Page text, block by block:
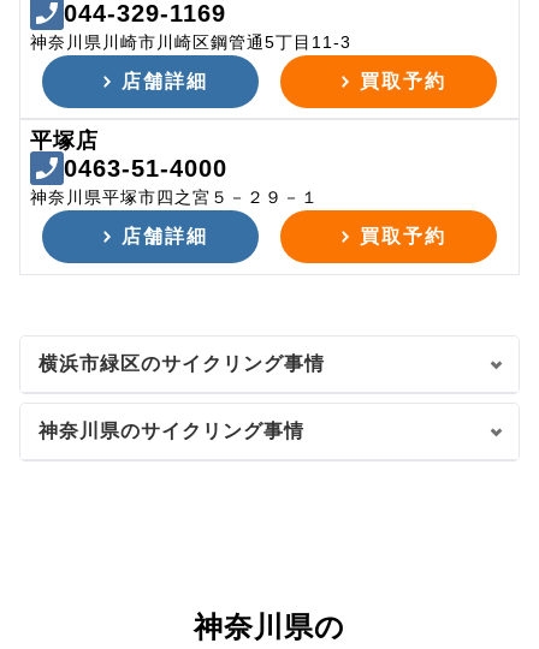
044-329-1169
神奈川県川崎市川崎区鋼管通5丁目11-3
店舗詳細 買取予約
平塚店
0463-51-4000
神奈川県平塚市四之宮５－２９－１
店舗詳細 買取予約
横浜市緑区のサイクリング事情
神奈川県のサイクリング事情
神奈川県の